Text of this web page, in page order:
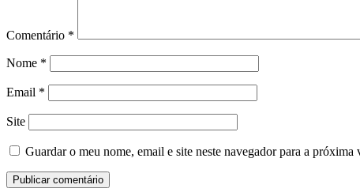
Comentário *
Nome *
Email *
Site
Guardar o meu nome, email e site neste navegador para a próxima